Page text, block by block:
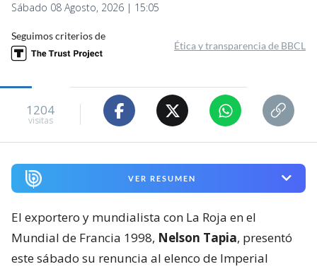
Sábado 08 Agosto, 2026 | 15:05
Seguimos criterios de
Ética y transparencia de BBCL
1204
visitas
VER RESUMEN
El exportero y mundialista con La Roja en el
Mundial de Francia 1998, Nelson Tapia, presentó
este sábado su renuncia al elenco de Imperial